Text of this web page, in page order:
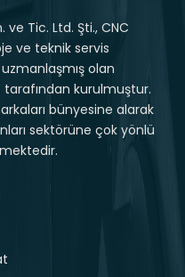
ve Tic. Ltd. Şti., CNC
ve teknik servis
olan
tarafından kurulmuştur.
bünyesine alarak
sektörüne çok yönlü